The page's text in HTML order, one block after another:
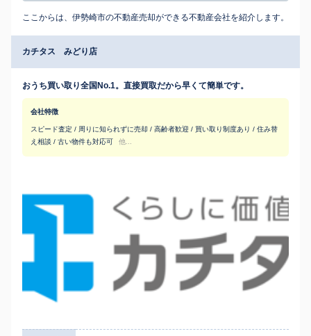
ここからは、伊勢崎市の不動産売却ができる不動産会社を紹介します。
カチタス みどり店
おうち買い取り全国No.1。直接買取だから早くて簡単です。
会社特徴
スピード査定 / 周りに知られずに売却 / 高齢者歓迎 / 買い取り制度あり / 住み替
え相談 / 古い物件も対応可
他...